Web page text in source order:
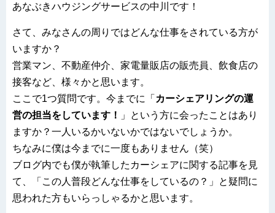
あなぶきハウジングサービスの中川です！
さて、みなさんの周りではどんな仕事をされている方が
いますか？
営業マン、不動産仲介、家電量販店の販売員、飲食店の
接客など、様々かと思います。
ここで1つ質問です。今までに「 カーシェアリングの運
営の担当をしています！
」という方に会ったことはあり
ますか？一人いるかいないかではないでしょうか。
ちなみに僕は今までに一度もありません（笑）
ブログ内でも僕が執筆したカーシェアに関する記事を見
て、「この人普段どんな仕事をしているの？」と疑問に
思われた方もいらっしゃるかと思います。